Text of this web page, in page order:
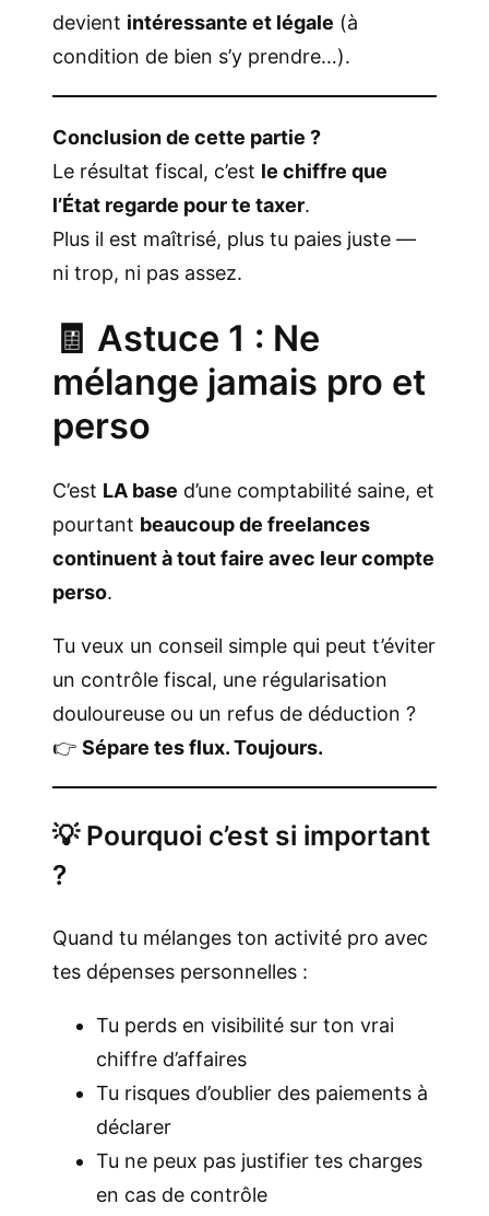
devient intéressante et légale (à
condition de bien s’y prendre…).
Conclusion de cette partie ?
Le résultat fiscal, c’est le chiffre que
l’État regarde pour te taxer.
Plus il est maîtrisé, plus tu paies juste —
ni trop, ni pas assez.
🧾 Astuce 1 : Ne
mélange jamais pro et
perso
C’est LA base d’une comptabilité saine, et
pourtant beaucoup de freelances
continuent à tout faire avec leur compte
perso.
Tu veux un conseil simple qui peut t’éviter
un contrôle fiscal, une régularisation
douloureuse ou un refus de déduction ?
👉 Sépare tes flux. Toujours.
💡 Pourquoi c’est si important
?
Quand tu mélanges ton activité pro avec
tes dépenses personnelles :
Tu perds en visibilité sur ton vrai
chiffre d’affaires
Tu risques d’oublier des paiements à
déclarer
Tu ne peux pas justifier tes charges
en cas de contrôle